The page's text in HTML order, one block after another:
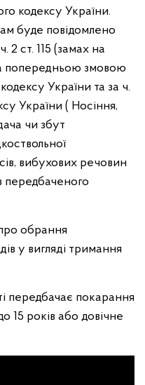
кодексу України.
буде повідомлено
2 ст. 115 (замах на
попередньою змовою
України та за ч.
України ( Носіння,
чи збут
вибухових речовин
передбаченого
обрання
у вигляді тримання
передбачає покарання
15 років або довічне